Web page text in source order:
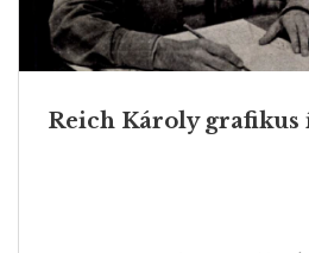
Reich Károly grafikus